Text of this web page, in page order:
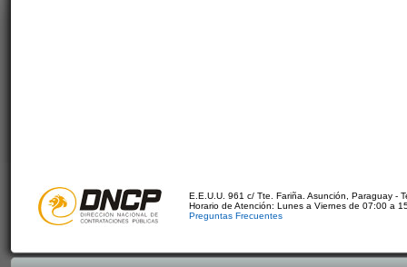
E.E.U.U. 961 c/ Tte. Fariña. Asunción, Paraguay -
Horario de Atención: Lunes a Viernes de 07:00 a
Preguntas Frecuentes